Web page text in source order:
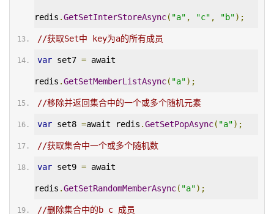
redis .GetSetInterStoreAsync( "a" , "c" , "b");
//获取Set中 key为a的所有成员
var set7 = await
redis .GetSetMemberListAsync( "a");
//移除并返回集合中的一个或多个随机元素
var set8 =await redis .GetSetPopAsync( "a");
//获取集合中一个或多个随机数
var set9 = await
redis .GetSetRandomMemberAsync( "a");
//删除集合中的b c 成员